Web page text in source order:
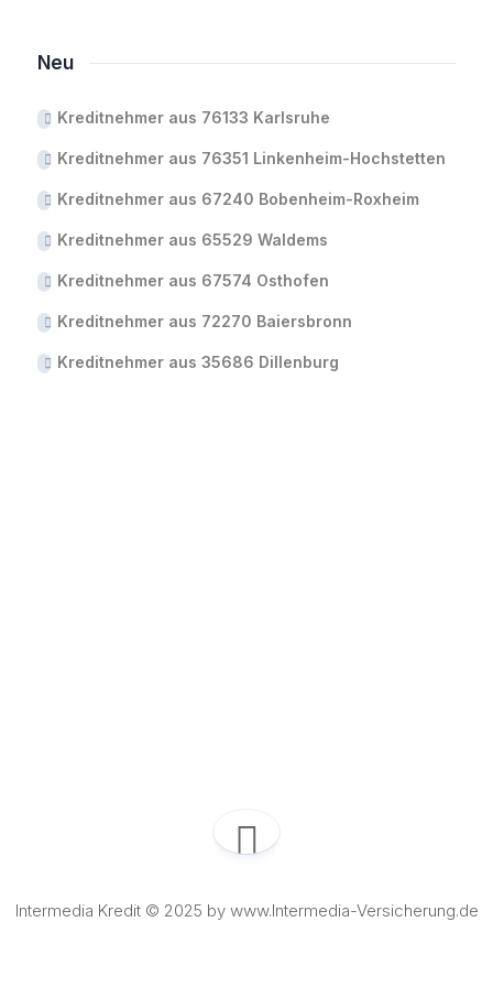
Neu
Kreditnehmer aus 76133 Karlsruhe
Kreditnehmer aus 76351 Linkenheim-Hochstetten
Kreditnehmer aus 67240 Bobenheim-Roxheim
Kreditnehmer aus 65529 Waldems
Kreditnehmer aus 67574 Osthofen
Kreditnehmer aus 72270 Baiersbronn
Kreditnehmer aus 35686 Dillenburg
Intermedia Kredit © 2025 by www.Intermedia-Versicherung.de